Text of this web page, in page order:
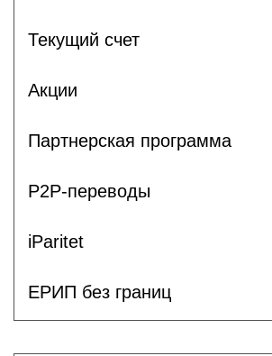
Текущий счет
Акции
Партнерская программа
P2P-переводы
iParitet
ЕРИП без границ